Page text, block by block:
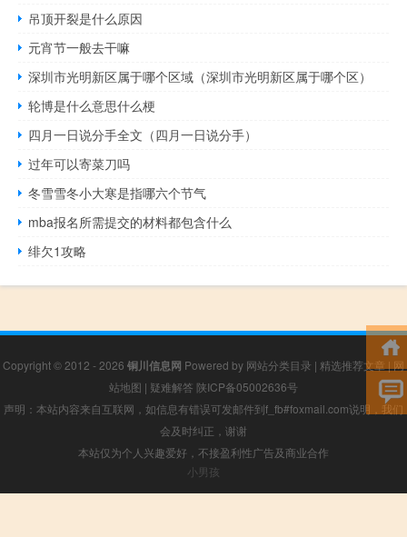
吊顶开裂是什么原因
元宵节一般去干嘛
深圳市光明新区属于哪个区域（深圳市光明新区属于哪个区）
轮博是什么意思什么梗
四月一日说分手全文（四月一日说分手）
过年可以寄菜刀吗
冬雪雪冬小大寒是指哪六个节气
mba报名所需提交的材料都包含什么
绯欠1攻略
Copyright © 2012 - 2026 铜川信息网 Powered by 网站分类目录 | 精选推荐文章 | 网
站地图 | 疑难解答 陕ICP备05002636号
声明：本站内容来自互联网，如信息有错误可发邮件到f_fb#foxmail.com说明，我们
会及时纠正，谢谢
本站仅为个人兴趣爱好，不接盈利性广告及商业合作
小男孩